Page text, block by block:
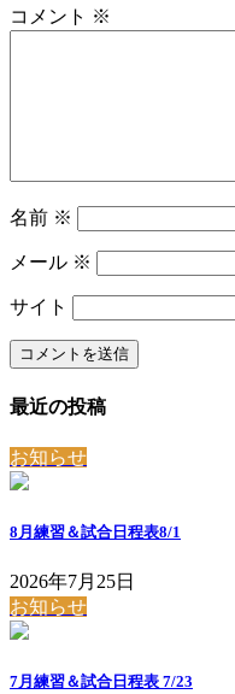
コメント ※
名前 ※
メール ※
サイト
最近の投稿
お知らせ
8月練習＆試合日程表8/1
2026年7月25日
お知らせ
7月練習＆試合日程表 7/23